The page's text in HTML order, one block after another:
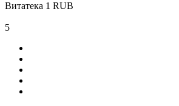
Витатека 1 RUB
5